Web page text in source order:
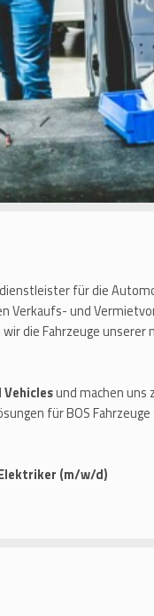
für die
Verkaufs- und
die Fahrzeuge
Vehiclesund machen uns
für BOS
(m/w/d)